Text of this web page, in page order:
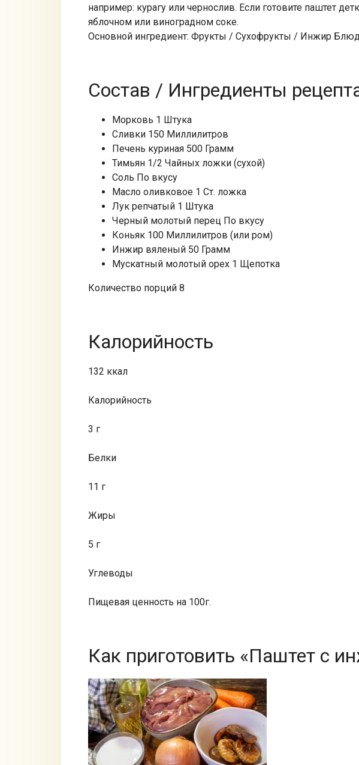
например: курагу или чернослив. Если готовите паштет
яблочном или виноградном соке.
Основной ингредиент: Фрукты / Сухофрукты / Инжир
Состав / Ингредиенты
Морковь 1 Штука
Сливки 150 Миллилитров
Печень куриная 500 Грамм
Тимьян 1/2 Чайных ложки (сухой)
Соль По вкусу
Масло оливковое 1 Ст. ложка
Лук репчатый 1 Штука
Черный молотый перец По вкусу
Коньяк 100 Миллилитров (или ром)
Инжир вяленый 50 Грамм
Мускатный молотый орех 1 Щепотка
Количество порций 8
Калорийность
132 ккал
Калорийность
3 г
Белки
11 г
Жиры
5 г
Углеводы
Пищевая ценность на 100г.
Как приготовить «Паштет с